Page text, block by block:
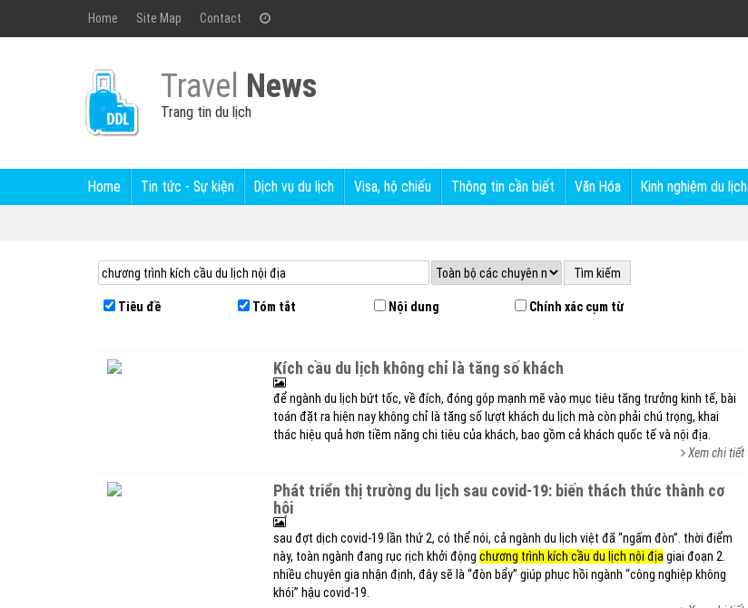
Home Site Map Contact
Travel News
Trang tin du lịch
Home Tin tức - Sự kiện Dịch vụ du lịch Visa, hộ chiếu Thông tin cần biết Văn Hóa Kinh nghiệm du lịch
Tiêu đề Tóm tắt Nội dung Chính xác cụm từ
kích cầu du lịch không chỉ là tăng số khách
để ngành du lịch bứt tốc, về đích, đóng góp mạnh mẽ vào mục tiêu tăng trưởng kinh tế, bài
toán đặt ra hiện nay không chỉ là tăng số lượt khách du lịch mà còn phải chú trọng, khai
thác hiệu quả hơn tiềm năng chi tiêu của khách, bao gồm cả khách quốc tế và nội địa.
Xem chi tiết
phát triển thị trường du lịch sau covid-19: biến thách thức thành cơ
hội
sau đợt dịch covid-19 lần thứ 2, có thể nói, cả ngành du lịch việt đã “ngấm đòn”. thời điểm
này, toàn ngành đang rục rịch khởi động chương trình kích cầu du lịch nội địa giai đoạn 2.
nhiều chuyên gia nhận định, đây sẽ là “đòn bẩy” giúp phục hồi ngành “công nghiệp không
khói” hậu covid-19.